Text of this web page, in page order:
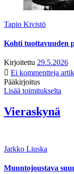
Tapio Kivistö
Kohti tuottavuuden
Kirjoitettu 29.5.2026
Ei kommentteja
Pääkirjoitus
Lisää toimitukselta
Vieraskynä
Jarkko Liuska
Muuntojoustava